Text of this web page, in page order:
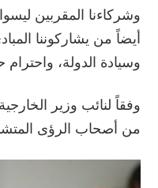
وشركاءنا المقربين
أيضاً من يشاركوننا
وسيادة الدولة،
وفقاً لنائب وزير
من أصحاب الرؤى